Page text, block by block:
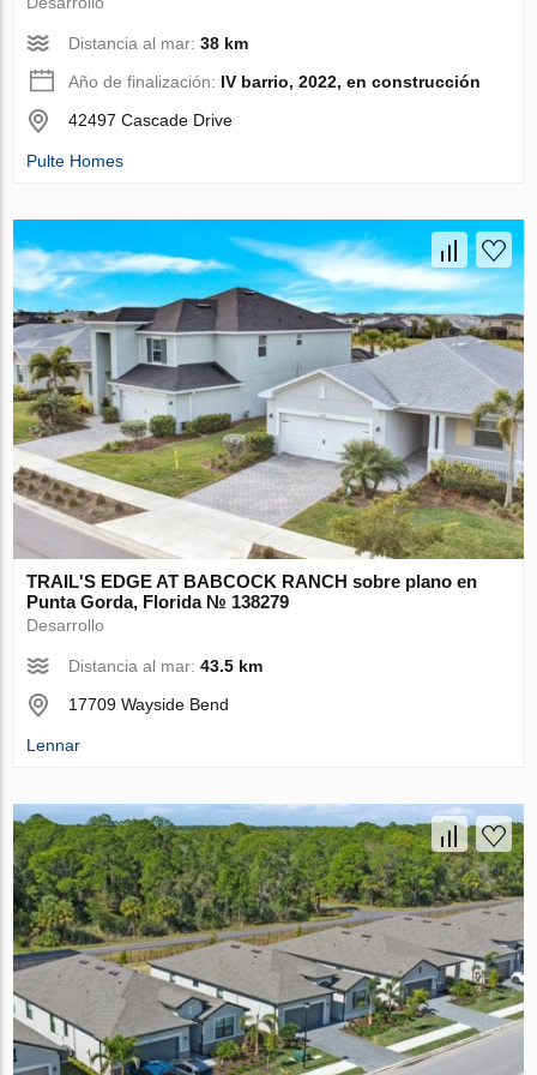
Distancia al mar:38 km
Año de finalización: IV barrio, 2022, en construcción
42497 Cascade Drive
Pulte Homes
TRAIL'S EDGE AT BABCOCK RANCH sobre plano en
Punta Gorda, Florida № 138279
Desarrollo
Distancia al mar:43.5 km
17709 Wayside Bend
Lennar